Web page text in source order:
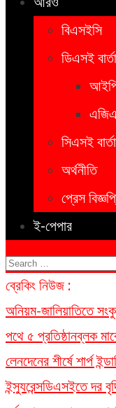
বিএসইসি
ডিএসই বার্তা
সিএসই বার্তা
অর্থনীতি
প্রেস
ই-পেপার
Search
for:
ব্রেকিং নিউজ :
অনিয়ম-জালিয়াতিতে
পথে ৫ প্রতিষ্ঠানব্লক
লেনদেনের শীর্ষে শার্প
ইন্স্যুরেন্সডিএসইতে দর